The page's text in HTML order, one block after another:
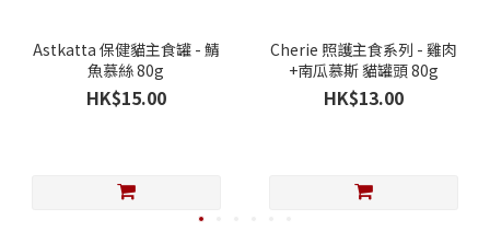
Astkatta 保健貓主食罐 - 鯖
魚慕絲 80g
HK$15.00
Cherie 照護主食系列 - 雞肉
+南瓜慕斯 貓罐頭 80g
HK$13.00